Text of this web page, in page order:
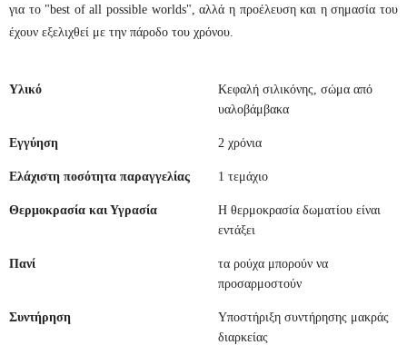
για το "best of all possible worlds", αλλά η προέλευση και η σημασία του
έχουν εξελιχθεί με την πάροδο του χρόνου.
Υλικό
Κεφαλή σιλικόνης, σώμα από
υαλοβάμβακα
Εγγύηση 2 χρόνια
Ελάχιστη ποσότητα παραγγελίας 1 τεμάχιο
Θερμοκρασία και Υγρασία
Η θερμοκρασία δωματίου είναι
εντάξει
Πανί
τα ρούχα μπορούν να
προσαρμοστούν
Συντήρηση
Υποστήριξη συντήρησης μακράς
διαρκείας